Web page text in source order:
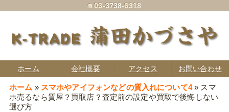
☎ 03-3738-6318
K-TRADE 蒲田かづさや
ホーム 会社概要 アクセス お問い合わせ
ホーム » スマホやアイフォンなどの質入れについて4 » スマ
ホ売るなら質屋？買取店？査定前の設定や買取で後悔しない
選び方